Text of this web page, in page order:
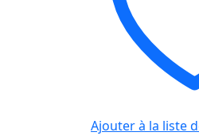
Ajouter à la liste